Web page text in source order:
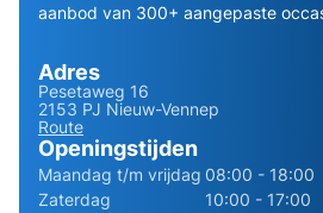
aanbod van 300+ aangepaste
Adres
Pesetaweg 16
2153 PJ Nieuw-Vennep
Route
Openingstijden
Maandag t/m vrijdag 08:00 - 18:00
Zaterdag
10:00 - 17:00